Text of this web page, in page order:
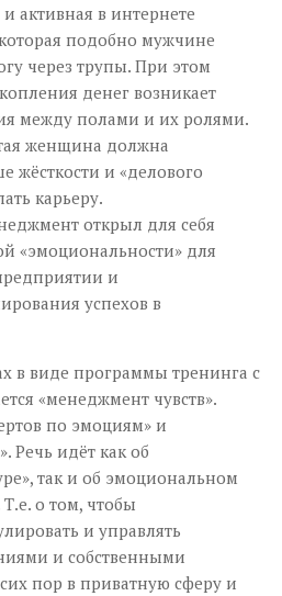
активная в интернете
подобно мужчине
через трупы. При этом
денег возникает
между полами и их ролями.
женщина должна
жёсткости и «делового
карьеру.
открыл для себя
«эмоциональности» для
и
успехов в
в виде программы тренинга с
«менеджмент чувств».
по эмоциям» и
Речь идёт как об
так и об эмоциональном
о том, чтобы
и управлять
и собственными
пор в приватную сферу и